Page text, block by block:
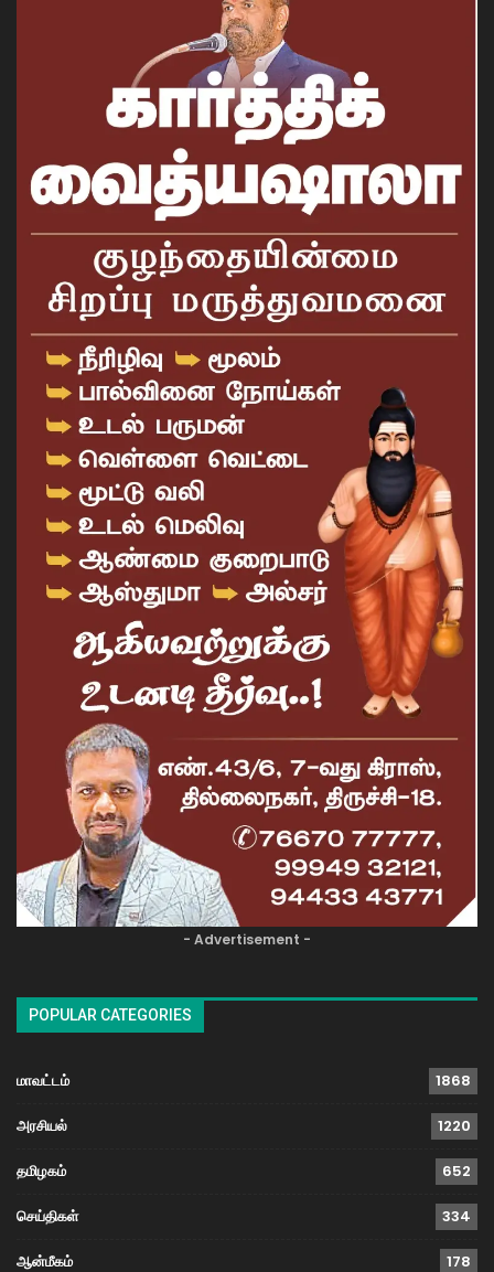
- Advertisement -
POPULAR CATEGORIES
மாவட்டம் 1868
அரசியல் 1220
தமிழகம் 652
செய்திகள் 334
ஆன்மீகம் 178